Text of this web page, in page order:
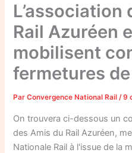
L’association
Rail Azuréen
mobilisent
fermetures
ParConvergence National Rail/9
On trouvera ci-dessous un
des Amis du Rail Azuréen,
Nationale Rail à l'issue de la